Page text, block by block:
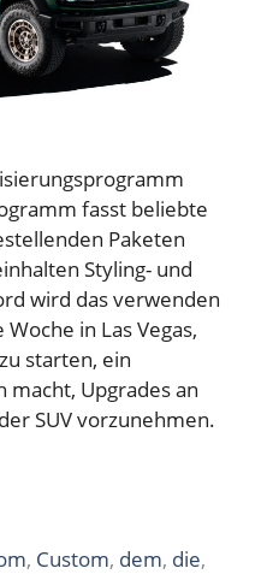
fasst beliebte
Paketen
Styling- und
wird das verwenden
in Las Vegas,
starten, ein
macht, Upgrades an
SUV vorzunehmen.
, Custom, dem, die,